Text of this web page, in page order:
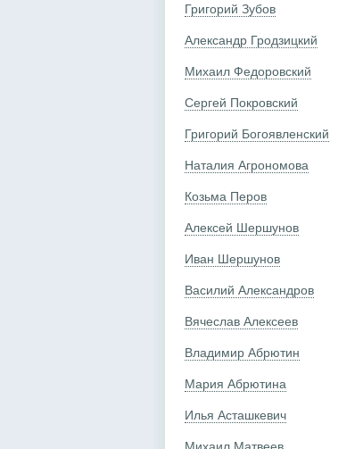
Григорий Зубов
Александр Гродзицкий
Михаил Федоровский
Сергей Покровский
Григорий Богоявленский
Наталия Агрономова
Козьма Перов
Алексей Шершунов
Иван Шершунов
Василий Александров
Вячеслав Алексеев
Владимир Абрютин
Мария Абрютина
Илья Асташкевич
Михаил Матвеев